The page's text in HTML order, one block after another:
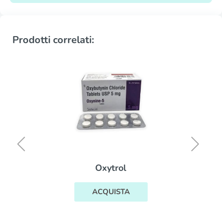
Prodotti correlati:
Oxytrol
ACQUISTA